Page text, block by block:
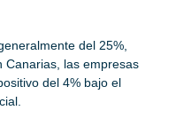
del 25%,
Canarias, las empresas
del 4% bajo el